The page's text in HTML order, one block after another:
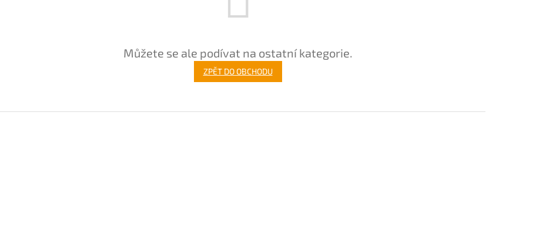
Můžete se ale podívat na ostatní kategorie.
ZPĚT DO OBCHODU